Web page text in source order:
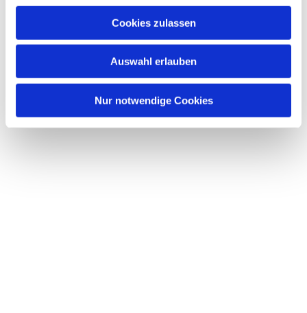
Cookies zulassen
Auswahl erlauben
Nur notwendige Cookies